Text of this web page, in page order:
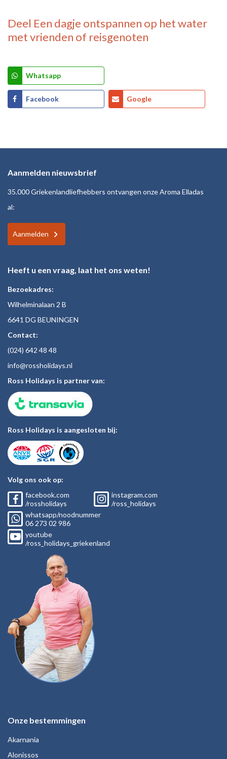
Deel Een dagje ontspannen op het water
met vrienden of reisgenoten
Whatsapp
Facebook Google
Aanmelden nieuwsbrief
35.000 Griekenlandliefhebbers ontvangen onze Aroma Elladas
al:
Aanmelden
Heeft u een vraag, laat het ons weten!
Bezoekadres:
Wilhelminalaan 2 B
6641 DG BEUNINGEN
Contact:
(024) 642 48 48
info@rossholidays.nl
Ross Holidays is partner van:
Ross Holidays is aangesloten bij:
Volg ons ook op:
facebook.com
/rossholidays
instagram.com
/ross_holidays
whatsapp/noodnummer
06 273 02 986
youtube
/ross_holidays_griekenland
Onze bestemmingen
Akarnania
Alonissos